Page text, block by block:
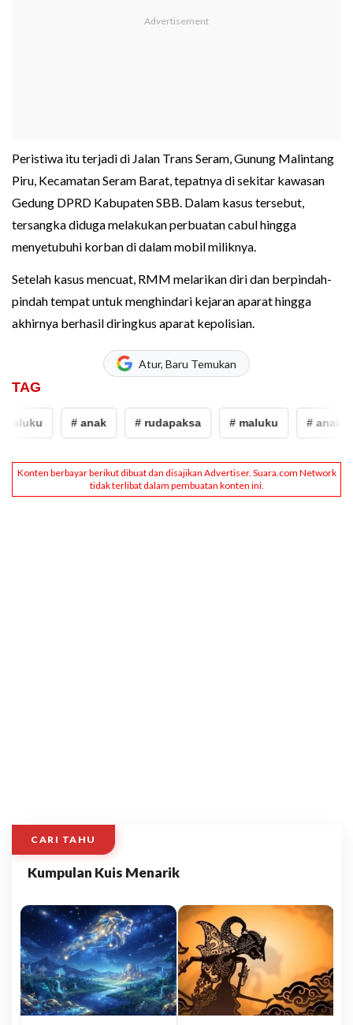
Peristiwa itu terjadi di Jalan Trans Seram, Gunung Malintang
Piru, Kecamatan Seram Barat, tepatnya di sekitar kawasan
Gedung DPRD Kabupaten SBB. Dalam kasus tersebut,
tersangka diduga melakukan perbuatan cabul hingga
menyetubuhi korban di dalam mobil miliknya.
Setelah kasus mencuat, RMM melarikan diri dan berpindah-
pindah tempat untuk menghindari kejaran aparat hingga
akhirnya berhasil diringkus aparat kepolisian.
Atur, Baru Temukan
TAG
# anak # rudapaksa # maluku # anak
CARI TAHU
Kumpulan Kuis Menarik